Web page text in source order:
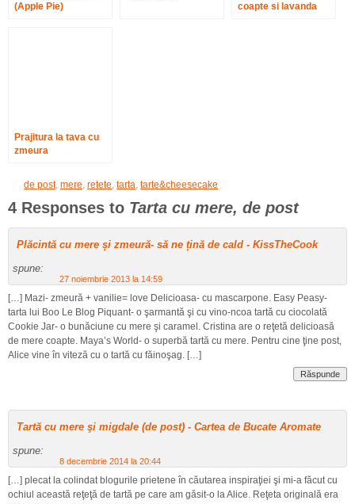
(Apple Pie)
coapte si lavanda
Prajitura la tava cu
zmeura
de post, mere, retete, tarta, tarte&cheesecake
4 Responses to Tarta cu mere, de post
Plăcintă cu mere și zmeură- să ne țină de cald - KissTheCook
spune:
27 noiembrie 2013 la 14:59
[…] Mazi- zmeură + vanilie= love Delicioasa- cu mascarpone. Easy Peasy-
tarta lui Boo Le Blog Piquant- o şarmantă şi cu vino-ncoa tartă cu ciocolată
Cookie Jar- o bunăciune cu mere şi caramel. Cristina are o reţetă delicioasă
de mere coapte. Maya’s World- o superbă tartă cu mere. Pentru cine ţine post,
Alice vine în viteză cu o tartă cu făinoşag. […]
Răspunde
Tartă cu mere şi migdale (de post) - Cartea de Bucate Aromate
spune:
8 decembrie 2014 la 20:44
[…] plecat la colindat blogurile prietene în căutarea inspiraţiei şi mi-a făcut cu
ochiul această reţeţă de tartă pe care am găsit-o la Alice. Reţeta originală era